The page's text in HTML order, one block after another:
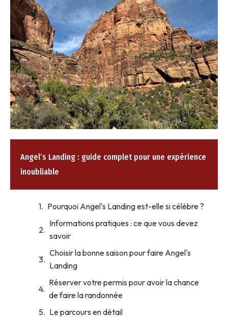
Angel’s Landing : guide complet pour une expérience
inoubliable
Pourquoi Angel's Landing est-elle si célèbre ?
Informations pratiques : ce que vous devez
savoir
Choisir la bonne saison pour faire Angel's
Landing
Réserver votre permis pour avoir la chance
de faire la randonnée
Le parcours en détail